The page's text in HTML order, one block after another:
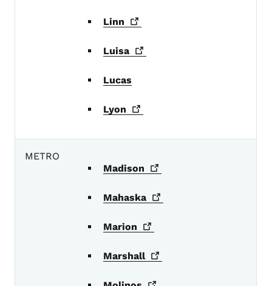
Linn
Luisa
Lucas
Lyon
METRO
Madison
Mahaska
Marion
Marshall